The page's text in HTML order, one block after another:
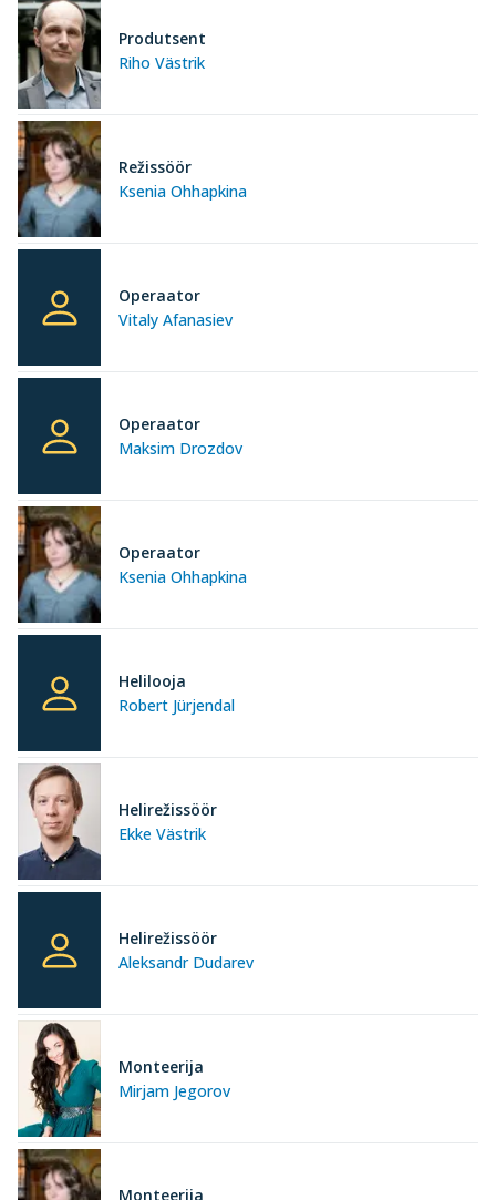
Riho Västrik
Produtsent
Ksenia Ohhapkina
Režissöör
Vitaly Afanasiev
Operaator
Maksim Drozdov
Operaator
Ksenia Ohhapkina
Operaator
Robert Jürjendal
Helilooja
Ekke Västrik
Helirežissöör
Aleksandr Dudarev
Helirežissöör
Mirjam Jegorov
Monteerija
Monteerija